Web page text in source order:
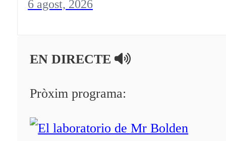
6 agost, 2026
EN DIRECTE
Pròxim programa: